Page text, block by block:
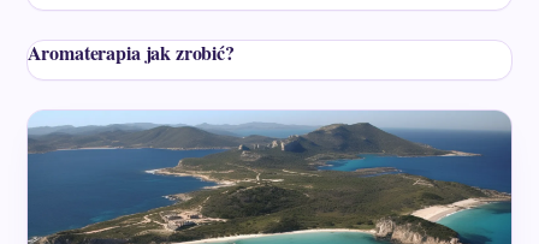
Aromaterapia jak zrobić?